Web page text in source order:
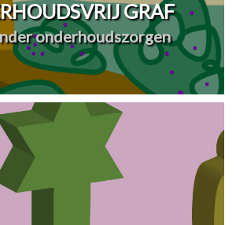
GRAF
onderhoudszorgen